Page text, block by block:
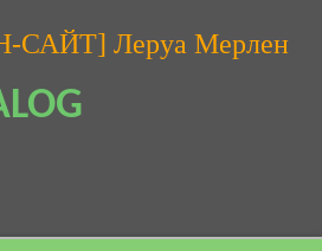
САЙТ] Леруа Мерлен